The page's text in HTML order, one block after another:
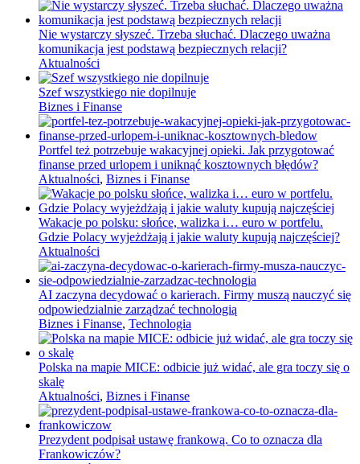
Nie wystarczy słyszeć. Trzeba słuchać. Dlaczego uważna
komunikacja jest podstawą bezpiecznych relacji?
Aktualności
Szef wszystkiego nie dopilnuje
Biznes i Finanse
Portfel też potrzebuje wakacyjnej opieki. Jak przygotować
finanse przed urlopem i uniknąć kosztownych błędów?
Aktualności, Biznes i Finanse
Wakacje po polsku: słońce, walizka i… euro w portfelu.
Gdzie Polacy wyjeżdżają i jakie waluty kupują najczęściej?
Aktualności
AI zaczyna decydować o karierach. Firmy muszą nauczyć się
odpowiedzialnie zarządzać technologią
Biznes i Finanse, Technologia
Polska na mapie MICE: odbicie już widać, ale gra toczy się o
skalę
Aktualności, Biznes i Finanse
Prezydent podpisał ustawę frankową. Co to oznacza dla
Frankowiczów?